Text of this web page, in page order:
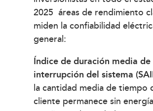
2025 áreas de rendimiento
miden la confiabilidad
general:
Índice de duración media de
interrupción del sistema
la cantidad media de tiempo
cliente permanece sin